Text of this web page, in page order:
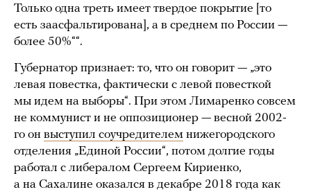
Только одна треть имеет твердое покрытие [то
есть заасфальтирована], а в среднем по России —
более 50%““.
Губернатор признает: то, что он говорит — „это
левая повестка, фактически с левой повесткой
мы идем на выборы“. При этом Лимаренко совсем
не коммунист и не оппозиционер — весной 2002-
го он выступил соучредителем нижегородского
отделения „Единой России“, потом долгие годы
работал с либералом Сергеем Кириенко,
а на Сахалине оказался в декабре 2018 года как